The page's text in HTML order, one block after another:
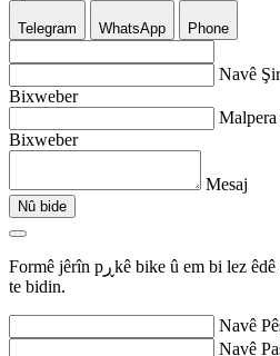
Telegram WhatsApp Phone
Navê
Bixweber
Bixweber
Mesaj
Nû bide
Formê jêrîn pڕkê bike û em bi lez êdê emailê Business Plan PDF li
te bidin.
Navê
Navê